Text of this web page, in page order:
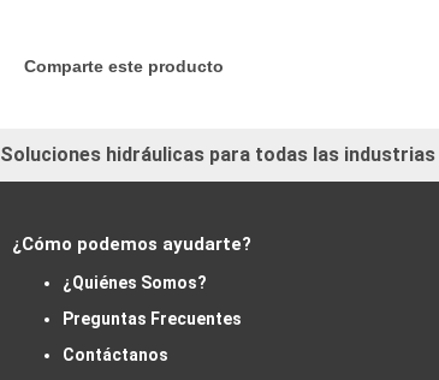
Comparte este producto
Soluciones hidráulicas para todas las industrias
¿Cómo podemos ayudarte?
¿Quiénes Somos?
Preguntas Frecuentes
Contáctanos